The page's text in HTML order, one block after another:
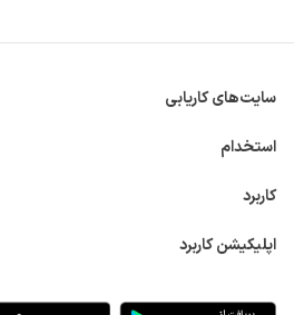
سایت‌های کاریابی
استخدام
کاربرد
اپلیکیشن کاربرد